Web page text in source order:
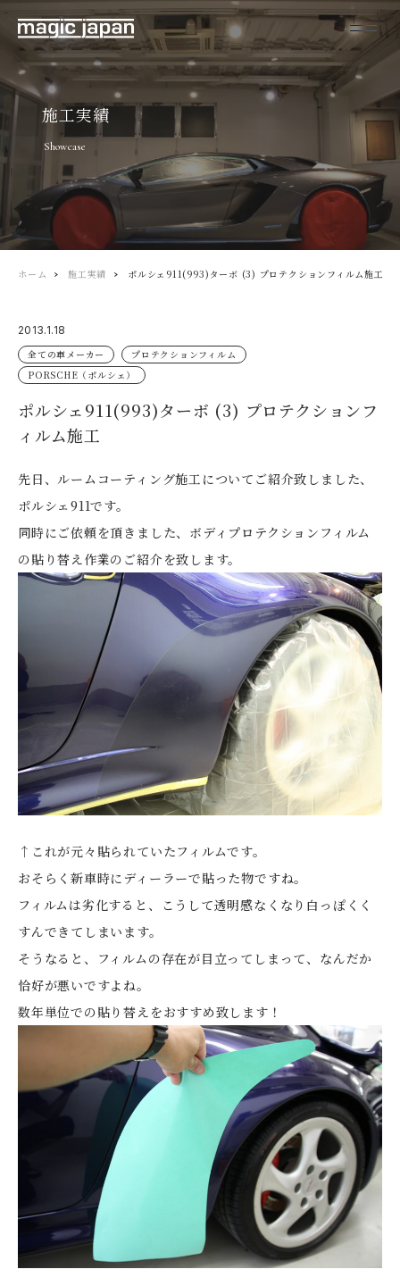
施工実績
Showcase
ホーム 施工実績 ポルシェ911(993)ターボ (3) プロテクションフィルム施工
2013.1.18
全ての車メーカー
プロテクションフィルム
PORSCHE（ポルシェ）
ポルシェ911(993)ターボ (3) プロテクションフ
ィルム施工
先日、ルームコーティング施工についてご紹介致しました、
ポルシェ911です。
同時にご依頼を頂きました、ボディプロテクションフィルム
の貼り替え作業のご紹介を致します。
↑これが元々貼られていたフィルムです。
おそらく新車時にディーラーで貼った物ですね。
フィルムは劣化すると、こうして透明感なくなり白っぽくく
すんできてしまいます。
そうなると、フィルムの存在が目立ってしまって、なんだか
恰好が悪いですよね。
数年単位での貼り替えをおすすめ致します！